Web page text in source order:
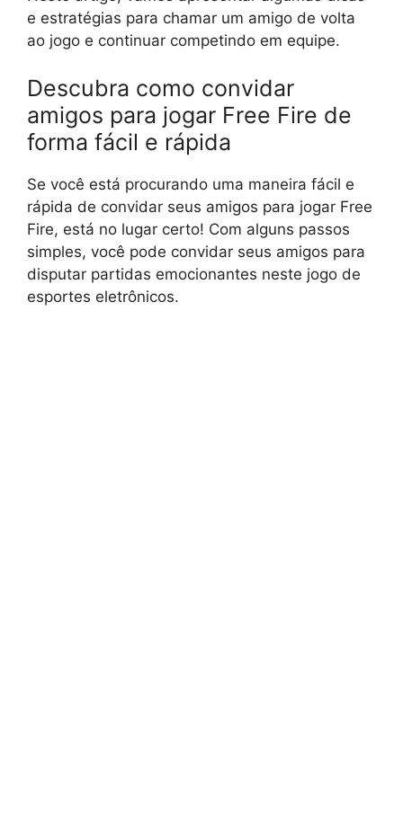
e estratégias para chamar um amigo de volta
ao jogo e continuar competindo em equipe.
Descubra como convidar
amigos para jogar Free Fire de
forma fácil e rápida
Se você está procurando uma maneira fácil e
rápida de convidar seus amigos para jogar Free
Fire, está no lugar certo! Com alguns passos
simples, você pode convidar seus amigos para
disputar partidas emocionantes neste jogo de
esportes eletrônicos.